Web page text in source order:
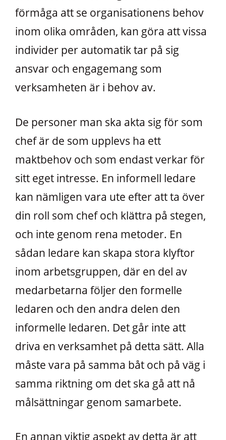
förmåga att se organisationens behov
inom olika områden, kan göra att vissa
individer per automatik tar på sig
ansvar och engagemang som
verksamheten är i behov av.
De personer man ska akta sig för som
chef är de som upplevs ha ett
maktbehov och som endast verkar för
sitt eget intresse. En informell ledare
kan nämligen vara ute efter att ta över
din roll som chef och klättra på stegen,
och inte genom rena metoder. En
sådan ledare kan skapa stora klyftor
inom arbetsgruppen, där en del av
medarbetarna följer den formelle
ledaren och den andra delen den
informelle ledaren. Det går inte att
driva en verksamhet på detta sätt. Alla
måste vara på samma båt och på väg i
samma riktning om det ska gå att nå
målsättningar genom samarbete.
En annan viktig aspekt av detta är att